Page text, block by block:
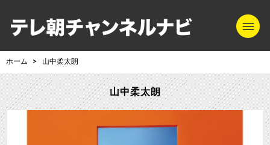
テレ朝チャンネ
ホーム 山中柔太朗
山中柔太朗